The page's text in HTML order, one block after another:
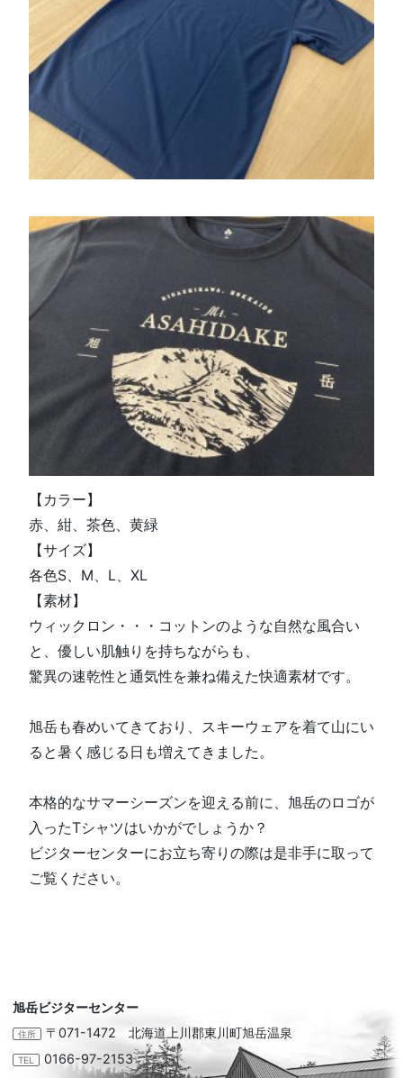
【カラー】
赤、紺、茶色、黄緑
【サイズ】
各色S、M、L、XL
【素材】
ウィックロン・・・コットンのような自然な風合い
と、優しい肌触りを持ちながらも、
驚異の速乾性と通気性を兼ね備えた快適素材です。
旭岳も春めいてきており、スキーウェアを着て山にい
ると暑く感じる日も増えてきました。
本格的なサマーシーズンを迎える前に、旭岳のロゴが
入ったTシャツはいかがでしょうか？
ビジターセンターにお立ち寄りの際は是非手に取って
ご覧ください。
旭岳ビジターセンター
住所 〒071-1472 北海道上川郡東川町旭岳温泉
TEL
0166-97-2153